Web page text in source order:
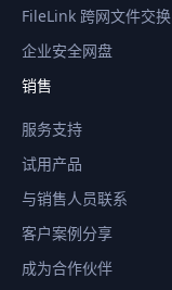
FileLink 跨网文件交换
企业安全网盘
销售
服务支持
试用产品
与销售人员联系
客户案例分享
成为合作伙伴